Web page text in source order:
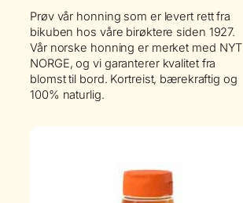
Prøv vår honning som er levert rett fra
bikuben hos våre birøktere siden 1927.
Vår norske honning er merket med NYT
NORGE, og vi garanterer kvalitet fra
blomst til bord. Kortreist, bærekraftig og
100% naturlig.